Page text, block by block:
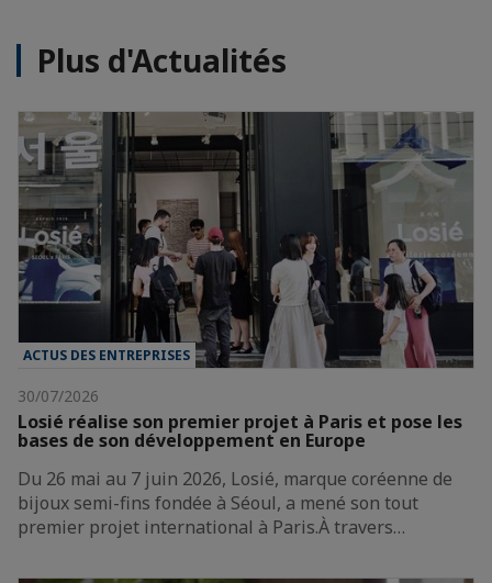
Plus d'Actualités
ACTUS DES ENTREPRISES
30/07/2026
Losié réalise son premier projet à Paris et pose les
bases de son développement en Europe
Du 26 mai au 7 juin 2026, Losié, marque coréenne de
bijoux semi-fins fondée à Séoul, a mené son tout
premier projet international à Paris.À travers…